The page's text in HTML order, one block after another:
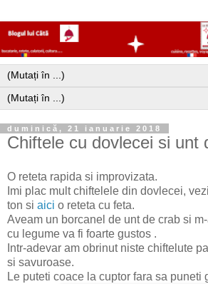
duminică, 21 ianuarie 2018
Chiftele cu dovlecei si unt
O reteta rapida si improvizata.
Imi plac mult chiftelele din dovlecei, vezi
ton si aici o reteta cu feta.
Aveam un borcanel de unt de crab si
cu legume va fi foarte gustos .
Intr-adevar am obrinut niste chiftelute
si savuroase.
Le puteti coace la cuptor fara sa puneti